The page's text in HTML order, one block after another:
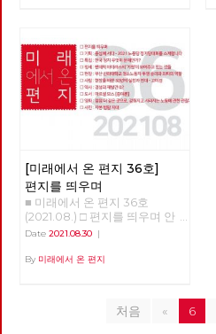
재정 관료들이 그런 구조를 좋아
하는 듯 하다. 우리 시대 세계 체
제 경향을 보면, 그것은 국가화
라고 분명히 말씀드릴 수 있다.
앞으로 20-30년 동안 세계 자본
주의는 분명 국가 위주의 자본주
의일 것이고, 그것은 미국 블록
없을 것이다. 블록 이야기로 넘
어가겠다. 1989년부터 1991년까
지 동구권 국가들이 몰락하고 미
국의 일극체제가 시작되었다. 사
실 세계 자본주의 역사에서, 완
전한 일극 체제는 예외적 상황에
1991년부터 가능해졌다. 20년
여전히 미국이 제패하고 있지만
실물경제, 특히 제조업에서 중국
을 전제로 함>이었습니다. 정말
악랄한 부당 노동 행위이고 노조
말살 행위입니다. 이제는 정부
와 국회가 나서야 합니다. 문재
인 정부는 코로나 초기 한 개의
일자리라도 지키겠다고 했습니
다. 그 약속 지키십시오. 아시아
돌아갈 수 있도록 해야 합니다.
법조차 지키지 않는 금호아시아
나재단에게 엄중하게 죄를 물어
야 할 것입니다. 노동당 서울시
당은 코로나를 핑계로 자행되는
대량 해고를 좌시하지 않을 것입
니다. 아나아나 케이오지부 해고
노동자 동지들이 현장으로 복귀
께 하겠습니다. 덧) 서울시당은
2021년 1월부터 공대위에 참여
하며 아시아노 케이오 복직 투쟁
려 있는 사고난 화물차 옆을 지
나치게 된다. 급수차가 향한 곳
은 댐으로 막혀진 작은 강으로,
그들은 이 댐으로 인해 물 공급
이 끊겨버린 작은 마을 바쿠라우
에 쓸 물을 채우기 위해서 온 것
이다. 물을 채울 곳을 찾아보던
총을 쏘고, 이들을 황급히 몸을
피한다. 이들이 출발한 마을인
바쿠라우는 금방이라도 사라질
듯한 작은 마을이다. 마을로 들
어오는 진입로는 무장한 무리들
에 의해 봉쇄되어 있으며, 댐을
지어 물 공급을 막아버린 시장은
선거 때에만 찾아와 유통기한이
놓고 사라진다. 인터넷 지도에서
마을이 통째로 사라지는 일이 벌
[미래에서 온 편지 36호]
편지를 띄우며
■ 미래에서 온 편지 36호
(2021.08.) □ 편지를 띄우며 안
부를 묻는 것이 조심스러울 만큼
코로나 바이러스의 변종이 확산
하기 전부터 이미 파괴되고 있던
우리들 일상 곳곳이 무너져 내리
Date 2021.08.30 |
By 미래에서 온 편지
처음 « 6